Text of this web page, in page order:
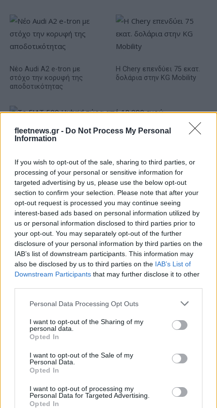
fleetnews.gr - Do Not Process My Personal
Information
If you wish to opt-out of the sale, sharing to third parties, or
processing of your personal or sensitive information for
targeted advertising by us, please use the below opt-out
section to confirm your selection. Please note that after your
opt-out request is processed you may continue seeing
interest-based ads based on personal information utilized by
us or personal information disclosed to third parties prior to
your opt-out. You may separately opt-out of the further
disclosure of your personal information by third parties on the
IAB’s list of downstream participants. This information may
also be disclosed by us to third parties on the IAB’s List of
Downstream Participants that may further disclose it to other
Please note that this website/app uses one or more Google
not limited to your visit or usage behaviour. You may click to
grant or deny consent to Google and its third-party tags to
use your data for below specified purposes in below Google
consent section.
Personal Data Processing Opt Outs
I want to opt-out of the Sharing of my
personal data.
Opted In
I want to opt-out of the Sale of my
Personal Data.
Opted In
I want to opt-out of processing my
Personal Data for Targeted Advertising.
Opted In
Νέο Audi A2 e-tron με
στόχο την κορυφή της
αποδοτικότητας
Η Chery επενδύει 75 εκατ.
δολάρια στην KG Mobility
Το FIAT 500 Hybrid τώρα από 18.990 ευρώ
Εθνική Νεανίδων: Στις 21:00
της Παρασκευής ο
προημιτελικός με τη
Λιθουανία
Φίνιξ Σανς: «Έδεσαν» τον
Ντίλον Μπρουκς έως το
2030
Evergood: Άγγιξε τα 300 εκατ. ο τζίρος- Στα 10 εκατ. ευρώ
το τίμημα για το 60% του Jackaroo